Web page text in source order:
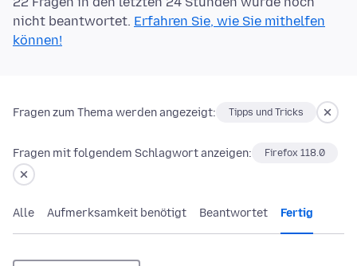
nicht beantwortet. Erfahren Sie, wie Sie mithelfen
können!
Fragen zum Thema werden angezeigt: Tipps und Tricks
Fragen mit folgendem Schlagwort anzeigen: Firefox 118.0
Alle Aufmerksamkeit benötigt Beantwortet Fertig